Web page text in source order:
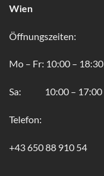
Wien
Öffnungszeiten:
Mo – Fr: 10:00 – 18:30
Sa: 10:00 – 17:00
Telefon:
+43 650 88 910 54